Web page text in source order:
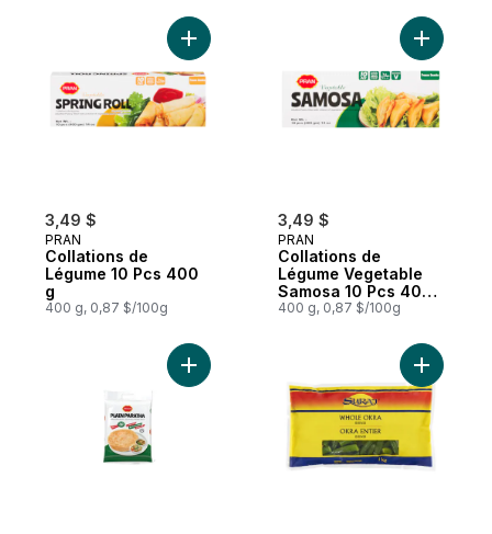
3,49 $
PRAN
Collations de
Légume 10 Pcs 400
g
400 g, 0,87 $/100g
Ajouter Collations de Légume 10 Pcs 400
3,49 $
PRAN
Collations de
Légume Vegetable
Samosa 10 Pcs 400
g
400 g, 0,87 $/100g
Ajouter
Ajouter Paratha Plaine au panierAjouter